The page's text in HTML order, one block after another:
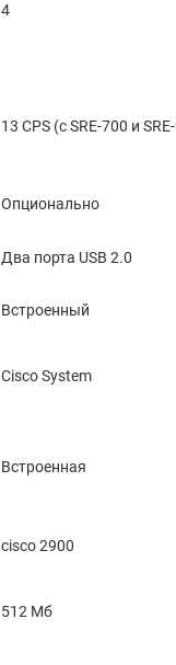
4
13 CPS (с SRE-700 и
Опционально
Два порта USB 2.0
Встроенный
Cisco System
Встроенная
cisco 2900
512 Мб